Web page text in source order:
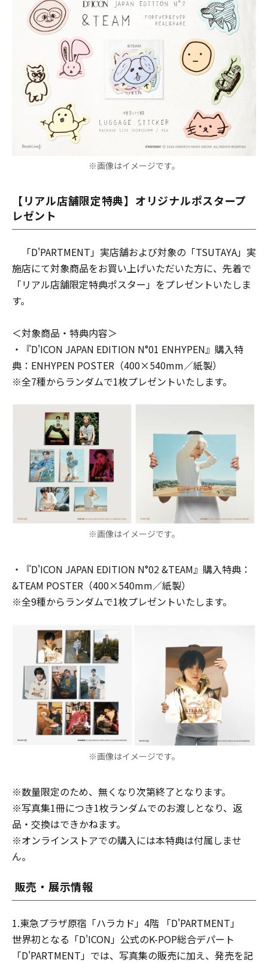
※画像はイメージです。
【リアル店舗限定特典】オリジナルポスタープ
レゼント
「D'PARTMENT」実店舗および対象の「TSUTAYA」実
施店にて対象商品をお買い上げいただいた方に、先着で
「リアル店舗限定特典ポスター」をプレゼントいたしま
す。
＜対象商品・特典内容＞
・『D'ICON JAPAN EDITION N°01 ENHYPEN』購入特
典：ENHYPEN POSTER（400×540mm／紙製）
※全7種からランダムで1枚プレゼントいたします。
※画像はイメージです。
・『D'ICON JAPAN EDITION N°02 &TEAM』購入特典：
&TEAM POSTER（400×540mm／紙製）
※全9種からランダムで1枚プレゼントいたします。
※画像はイメージです。
※数量限定のため、無くなり次第終了となります。
※写真集1冊につき1枚ランダムでのお渡しとなり、返
品・交換はできかねます。
※オンラインストアでの購入には本特典は付属しませ
ん。
販売・展示情報
1.東急プラザ原宿「ハラカド」4階 「D'PARTMENT」
世界初となる「D'ICON」公式のK-POP総合デパート
「D'PARTMENT」では、写真集の販売に加え、発売を記